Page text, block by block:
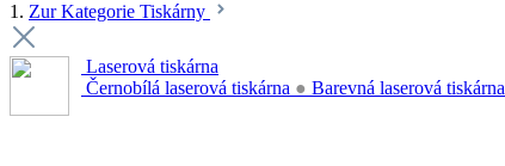
1. Zur Kategorie Tiskárny
Laserová tiskárna
Černobílá laserová tiskárna ● Barevná laserová tiskárna